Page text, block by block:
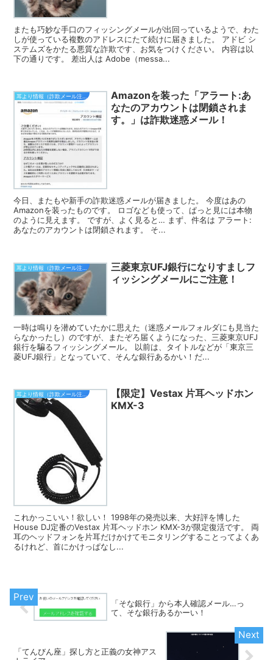
またも巧妙な手口のフィッシングメールが出回っているようで、わた
しが使っている複数のアドレスにたて続けに届きました。 アドビ シ
ステムズをかたる悪質な詐欺です、お気をつけください。 内容は以
下の通りです。 差出人は Adobe（messa...
Amazonを装った「アラート:あ
なたのアカウントは閉鎖されま
す。」は詐欺迷惑メール！
今日、またもや新手の詐欺迷惑メールが届きました。 今度はあの
Amazonを装ったものです。 ロゴなども使って、ぱっと見には本物
のように見えます。 ですが、よく見ると… まず、件名は アラート:
あなたのアカウントは閉鎖されます。 そ...
三菱東京UFJ銀行になりすましフ
ィッシングメールにご注意！
一時は鳴りを潜めていたかに思えた（迷惑メールフォルダにも見当た
らなかったし）のですが、またぞろ届くようになった、三菱東京UFJ
銀行を騙るフィッシングメール。 以前は、タイトルなどが「東京三
菱UFJ銀行」となっていて、そんな銀行あるかい！だ...
【限定】Vestax 片耳ヘッドホン
KMX-3
これかっこいい！欲しい！ 1998年の発売以来、大好評を博した
House DJ定番のVestax 片耳ヘッドホン KMX-3が限定復活です。 両
耳のヘッドフォンを片耳だけかけてモニタリングすることってよくあ
るけれど、首にかけっぱなし...
「そな銀行」から本人確認メール…っ
て、そな銀行あるかーい！
「てんびん座」探し方と正義の女神アス